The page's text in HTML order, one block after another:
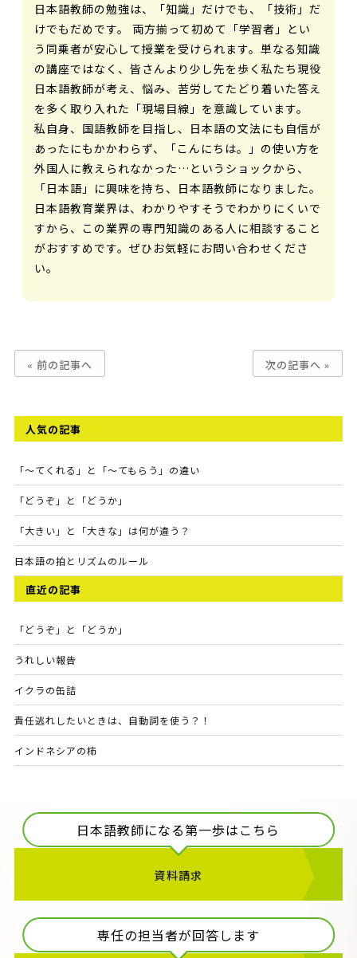
日本語教師の勉強は、「知識」だけでも、「技術」だ
けでもだめです。 両方揃って初めて「学習者」とい
う同乗者が安心して授業を受けられます。単なる知識
の講座ではなく、皆さんより少し先を歩く私たち現役
日本語教師が考え、悩み、苦労してたどり着いた答え
を多く取り入れた「現場目線」を意識しています。
私自身、国語教師を目指し、日本語の文法にも自信が
あったにもかかわらず、「こんにちは。」の使い方を
外国人に教えられなかった…というショックから、
「日本語」に興味を持ち、日本語教師になりました。
日本語教育業界は、わかりやすそうでわかりにくいで
すから、この業界の専門知識のある人に相談すること
がおすすめです。ぜひお気軽にお問い合わせくださ
い。
« 前の記事へ 次の記事へ »
人気の記事
「～てくれる」と「～てもらう」の違い
「どうぞ」と「どうか」
「大きい」と「大きな」は何が違う？
日本語の拍とリズムのルール
直近の記事
「どうぞ」と「どうか」
うれしい報告
イクラの缶詰
責任逃れしたいときは、自動詞を使う？！
インドネシアの柿
日本語教師になる第一歩はこちら
資料請求
専任の担当者が回答します